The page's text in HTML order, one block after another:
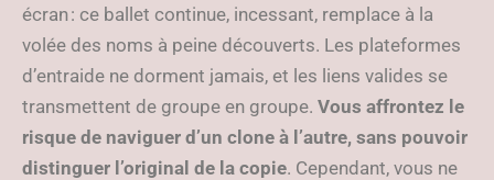
écran : ce ballet continue, incessant, remplace à la
volée des noms à peine découverts. Les plateformes
d’entraide ne dorment jamais, et les liens valides se
transmettent de groupe en groupe. Vous affrontez le
risque de naviguer d’un clone à l’autre, sans pouvoir
distinguer l’original de la copie. Cependant, vous ne